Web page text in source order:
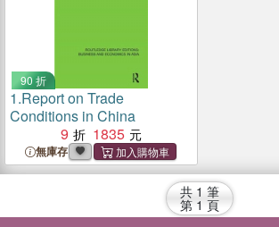
90 折
1.Report on Trade
Conditions in China
9
1835
無庫存
共 1 筆
第 1 頁